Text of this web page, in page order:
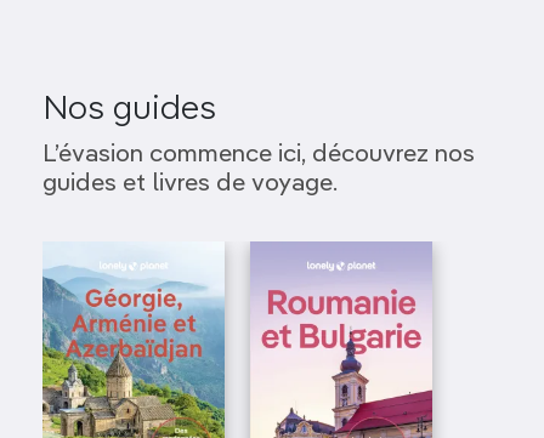
Nos guides
L’évasion commence ici, découvrez nos
guides et livres de voyage.